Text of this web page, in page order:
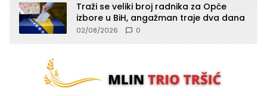
Traži se veliki broj radnika za Opće
izbore u BiH, angažman traje dva dana
02/08/2026 0